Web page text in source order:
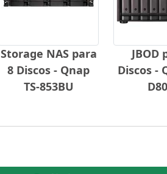
Storage NAS para
8 Discos - Qnap
TS-853BU
JBOD
Discos -